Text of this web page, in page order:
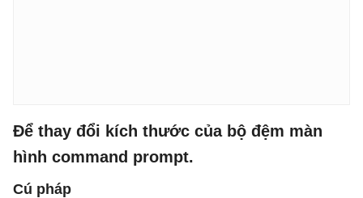
Để thay đổi kích thước của bộ đệm màn
hình command prompt.
Cú pháp